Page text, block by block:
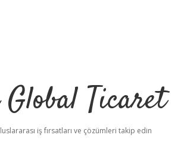
Ticaret
iş fırsatları ve çözümleri takip edin